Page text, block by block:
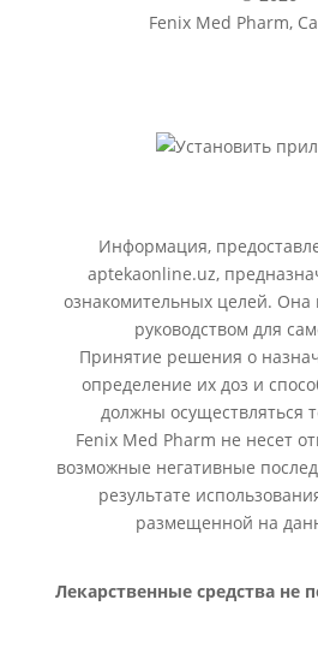
Fenix Med Pharm,
Информация,
aptekaonline.uz,
ознакомительных целей. Она
руководством для
Принятие решения о
определение их доз и
должны осуществляться
Fenix Med Pharm не несет
возможные негативные
результате
размещенной на
Лекарственные средства не